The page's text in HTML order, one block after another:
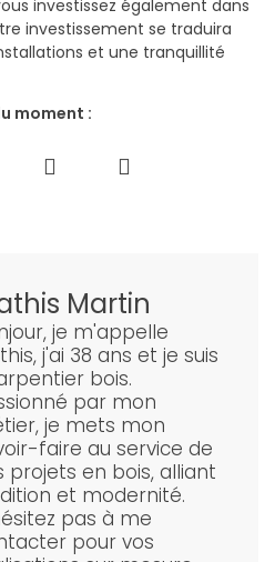
investissez également dans
investissement se traduira
et une tranquillité
moment :
Martin
je m'appelle
j'ai 38 ans et je suis
bois.
par mon
je mets mon
faire au service de
projets en bois, alliant
et modernité.
pas à me
pour vos